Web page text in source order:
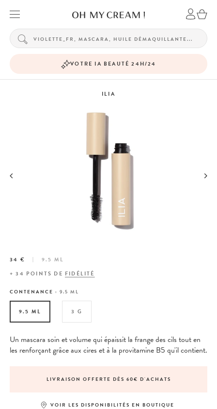
VOTRE IA BEAUTÉ 24H/24
ILIA
34 €
9.5 ML
+34 POINTS DE FIDÉLITÉ
CONTENANCE : 9.5 ML
9.5 ML 3 G
Un mascara soin et volume qui épaissit la frange des cils tout en
les renforçant grâce aux cires et à la provitamine B5 qu'il contient.
LIVRAISON OFFERTE DÈS 60€ D'ACHATS
VOIR LES DISPONIBILITÉS EN BOUTIQUE